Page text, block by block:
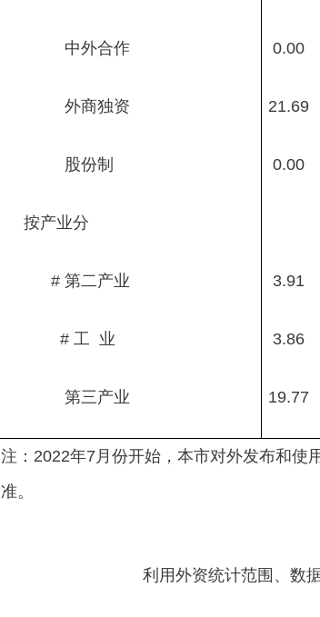
中外合作 0.00
外商独资 21.69
股份制 0.00
按产业分
# 第二产业 3.91
# 工 业 3.86
第三产业 19.77
注：2022年7月份开始，本市对外发布和使
准。
利用外资统计范围、数